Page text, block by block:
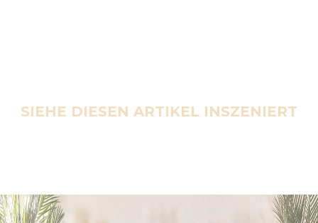
SIEHE DIESEN ARTIKEL INSZENIERT